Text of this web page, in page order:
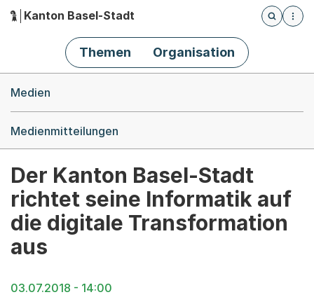
Hauptnavigation
Kanton Basel-Stadt
Öffnet
Themen Organisation
Medien
Medienmitteilungen
Der Kanton Basel-Stadt
richtet seine Informatik auf
die digitale Transformation
aus
03.07.2018 - 14:00